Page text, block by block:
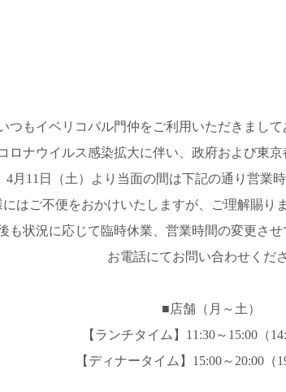
つもイベリコバル門仲をご利用いただきまして
ロナウイルス感染拡大に伴い、政府および東京
4月11日（土）より当面の間は下記の通り営業
にはご不便をおかけいたしますが、ご理解賜り
も状況に応じて臨時休業、営業時間の変更させ
お電話にてお問い合わせくださ
■店舗（月～土）
【ランチタイム】11:30～15:00（
【ディナータイム】15:00～20:00（